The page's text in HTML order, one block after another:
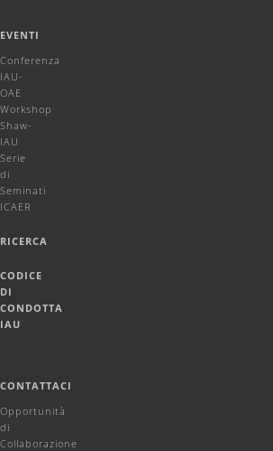
EVENTI
Conferenza
IAU-
OAE
Workshop
Shaw-
IAU
Serie
di
Seminati
ICAER
RICERCA
CODICE
DI
CONDOTTA
IAU
CONTATTACI
Opportunità
di
Collaborazione